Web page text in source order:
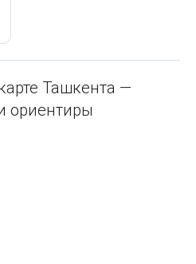
Ташкента —
ориентиры